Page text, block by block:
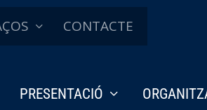
CONTACTE
PRESENTACIÓ